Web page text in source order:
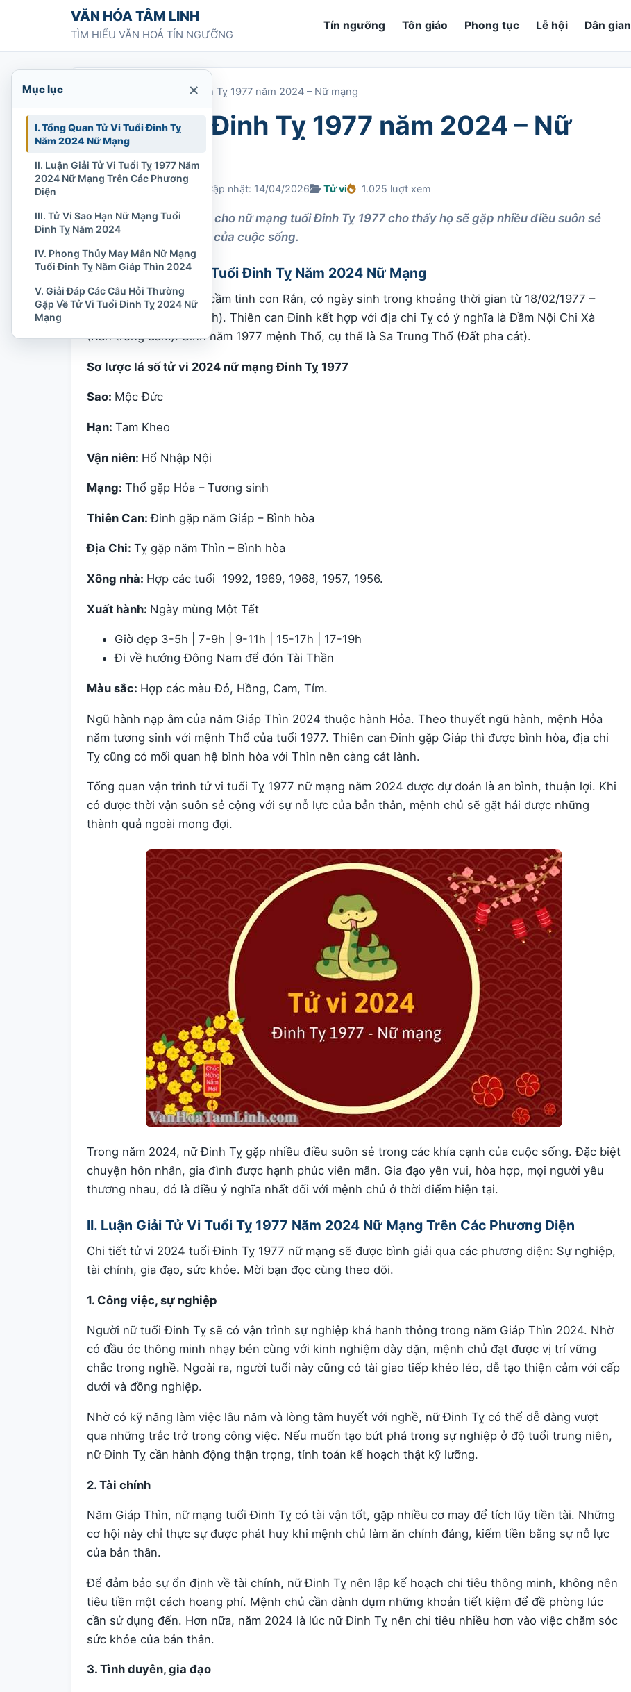
Chuyển tới nội dungVĂN HÓA TÂM LINH
TÌM HIỂU VĂN HOÁ TÍN NGƯỠNG
Tín ngưỡng Tôn giáo Phong tục Lễ hội Dân gian
Tử vi tuổi Đinh Tỵ 1977 năm 2024 – Nữ mạng
Tử vi tuổi Đinh Tỵ 1977 năm 2024 – Nữ
mạng
Cập nhật: 14/04/2026 Tử vi 1.025 lượt xem
Xem tử vi năm 2024 cho nữ mạng tuổi Đinh Tỵ 1977 cho thấy họ sẽ gặp nhiều điều suôn sẻ
trong các khía cạnh của cuộc sống.
I. Tổng Quan Tử Vi Tuổi Đinh Tỵ Năm 2024 Nữ Mạng
Nữ mạng tuổi Đinh Tỵ cầm tinh con Rắn, có ngày sinh trong khoảng thời gian từ 18/02/1977 –
06/02/1978 (Dương Lịch). Thiên can Đinh kết hợp với địa chi Tỵ có ý nghĩa là Đầm Nội Chi Xà
(Rắn trong đầm). Sinh năm 1977 mệnh Thổ, cụ thể là Sa Trung Thổ (Đất pha cát).
Sơ lược lá số tử vi 2024 nữ mạng Đinh Tỵ 1977
Sao: Mộc Đức
Hạn: Tam Kheo
Vận niên: Hổ Nhập Nội
Mạng: Thổ gặp Hỏa – Tương sinh
Thiên Can:Đinh gặp năm Giáp – Bình hòa
Địa Chi: Tỵ gặp năm Thìn – Bình hòa
Xông nhà: Hợp các tuổi 1992, 1969, 1968, 1957, 1956.
Xuất hành: Ngày mùng Một Tết
Giờ đẹp 3-5h | 7-9h | 9-11h | 15-17h | 17-19h
Đi về hướng Đông Nam để đón Tài Thần
Màu sắc: Hợp các màu Đỏ, Hồng, Cam, Tím.
Ngũ hành nạp âm của năm Giáp Thìn 2024 thuộc hành Hỏa. Theo thuyết ngũ hành, mệnh Hỏa
năm tương sinh với mệnh Thổ của tuổi 1977. Thiên can Đinh gặp Giáp thì được bình hòa, địa chi
Tỵ cũng có mối quan hệ bình hòa với Thìn nên càng cát lành.
Tổng quan vận trình tử vi tuổi Tỵ 1977 nữ mạng năm 2024 được dự đoán là an bình, thuận lợi. Khi
có được thời vận suôn sẻ cộng với sự nỗ lực của bản thân, mệnh chủ sẽ gặt hái được những
thành quả ngoài mong đợi.
Trong năm 2024, nữ Đinh Tỵ gặp nhiều điều suôn sẻ trong các khía cạnh của cuộc sống. Đặc biệt
chuyện hôn nhân, gia đình được hạnh phúc viên mãn. Gia đạo yên vui, hòa hợp, mọi người yêu
thương nhau, đó là điều ý nghĩa nhất đối với mệnh chủ ở thời điểm hiện tại.
II. Luận Giải Tử Vi Tuổi Tỵ 1977 Năm 2024 Nữ Mạng Trên Các Phương Diện
Chi tiết tử vi 2024 tuổi Đinh Tỵ 1977 nữ mạng sẽ được bình giải qua các phương diện: Sự nghiệp,
tài chính, gia đạo, sức khỏe. Mời bạn đọc cùng theo dõi.
1. Công việc, sự nghiệp
Người nữ tuổi Đinh Tỵ sẽ có vận trình sự nghiệp khá hanh thông trong năm Giáp Thìn 2024. Nhờ
có đầu óc thông minh nhạy bén cùng với kinh nghiệm dày dặn, mệnh chủ đạt được vị trí vững
chắc trong nghề. Ngoài ra, người tuổi này cũng có tài giao tiếp khéo léo, dễ tạo thiện cảm với cấp
dưới và đồng nghiệp.
Nhờ có kỹ năng làm việc lâu năm và lòng tâm huyết với nghề, nữ Đinh Tỵ có thể dễ dàng vượt
qua những trắc trở trong công việc. Nếu muốn tạo bứt phá trong sự nghiệp ở độ tuổi trung niên,
nữ Đinh Tỵ cần hành động thận trọng, tính toán kế hoạch thật kỹ lưỡng.
2. Tài chính
Năm Giáp Thìn, nữ mạng tuổi Đinh Tỵ có tài vận tốt, gặp nhiều cơ may để tích lũy tiền tài. Những
cơ hội này chỉ thực sự được phát huy khi mệnh chủ làm ăn chính đáng, kiếm tiền bằng sự nỗ lực
của bản thân.
Để đảm bảo sự ổn định về tài chính, nữ Đinh Tỵ nên lập kế hoạch chi tiêu thông minh, không nên
tiêu tiền một cách hoang phí. Mệnh chủ cần dành dụm những khoản tiết kiệm để đề phòng lúc
cần sử dụng đến. Hơn nữa, năm 2024 là lúc nữ Đinh Tỵ nên chi tiêu nhiều hơn vào việc chăm sóc
sức khỏe của bản thân.
3. Tình duyên, gia đạo
Mục lục ×
I. Tổng Quan Tử Vi Tuổi Đinh Tỵ
Năm 2024 Nữ Mạng
II. Luận Giải Tử Vi Tuổi Tỵ 1977 Năm
2024 Nữ Mạng Trên Các Phương
Diện
III. Tử Vi Sao Hạn Nữ Mạng Tuổi
Đinh Tỵ Năm 2024
IV. Phong Thủy May Mắn Nữ Mạng
Tuổi Đinh Tỵ Năm Giáp Thìn 2024
V. Giải Đáp Các Câu Hỏi Thường
Gặp Về Tử Vi Tuổi Đinh Tỵ 2024 Nữ
Mạng